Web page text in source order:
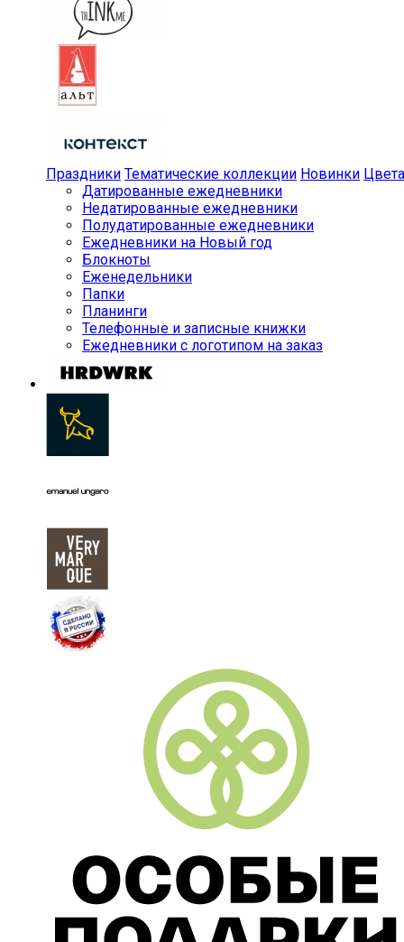
Праздники Тематические коллекции Новинки Цвета
Датированные ежедневники
Недатированные ежедневники
Полудатированные ежедневники
Ежедневники на Новый год
Блокноты
Еженедельники
Папки
Планинги
Телефонные и записные книжки
Ежедневники с логотипом на заказ